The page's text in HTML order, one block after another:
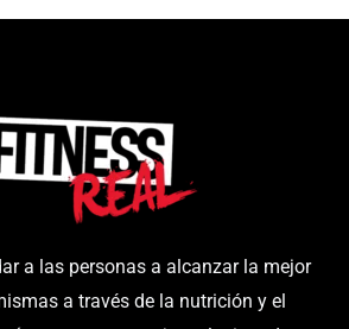
a las personas a alcanzar la mejor
a través de la nutrición y el